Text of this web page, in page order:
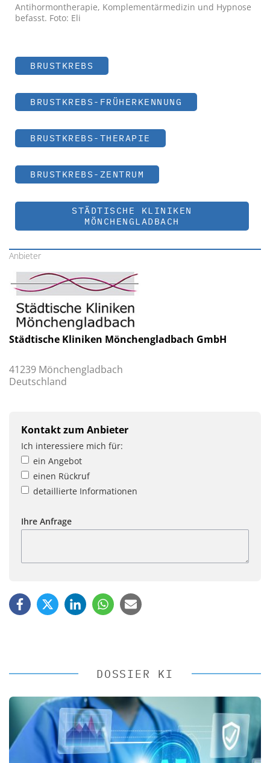
Antihormontherapie, Komplementärmedizin und Hypnose
befasst. Foto: Eli
BRUSTKREBS
BRUSTKREBS-FRÜHERKENNUNG
BRUSTKREBS-THERAPIE
BRUSTKREBS-ZENTRUM
STÄDTISCHE KLINIKEN
MÖNCHENGLADBACH
Anbieter
Städtische Kliniken Mönchengladbach GmbH
41239 Mönchengladbach
Deutschland
Kontakt zum Anbieter
Ich interessiere mich für:
ein Angebot
einen Rückruf
detaillierte Informationen
Ihre Anfrage
DOSSIER KI